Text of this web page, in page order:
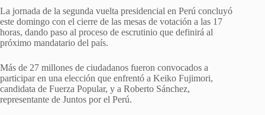
La jornada de la segunda vuelta presidencial en Perú concluyó
este domingo con el cierre de las mesas de votación a las 17
horas, dando paso al proceso de escrutinio que definirá al
próximo mandatario del país.
Más de 27 millones de ciudadanos fueron convocados a
participar en una elección que enfrentó a Keiko Fujimori,
candidata de Fuerza Popular, y a Roberto Sánchez,
representante de Juntos por el Perú.